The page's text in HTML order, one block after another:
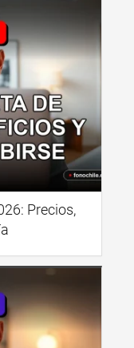
Precios,